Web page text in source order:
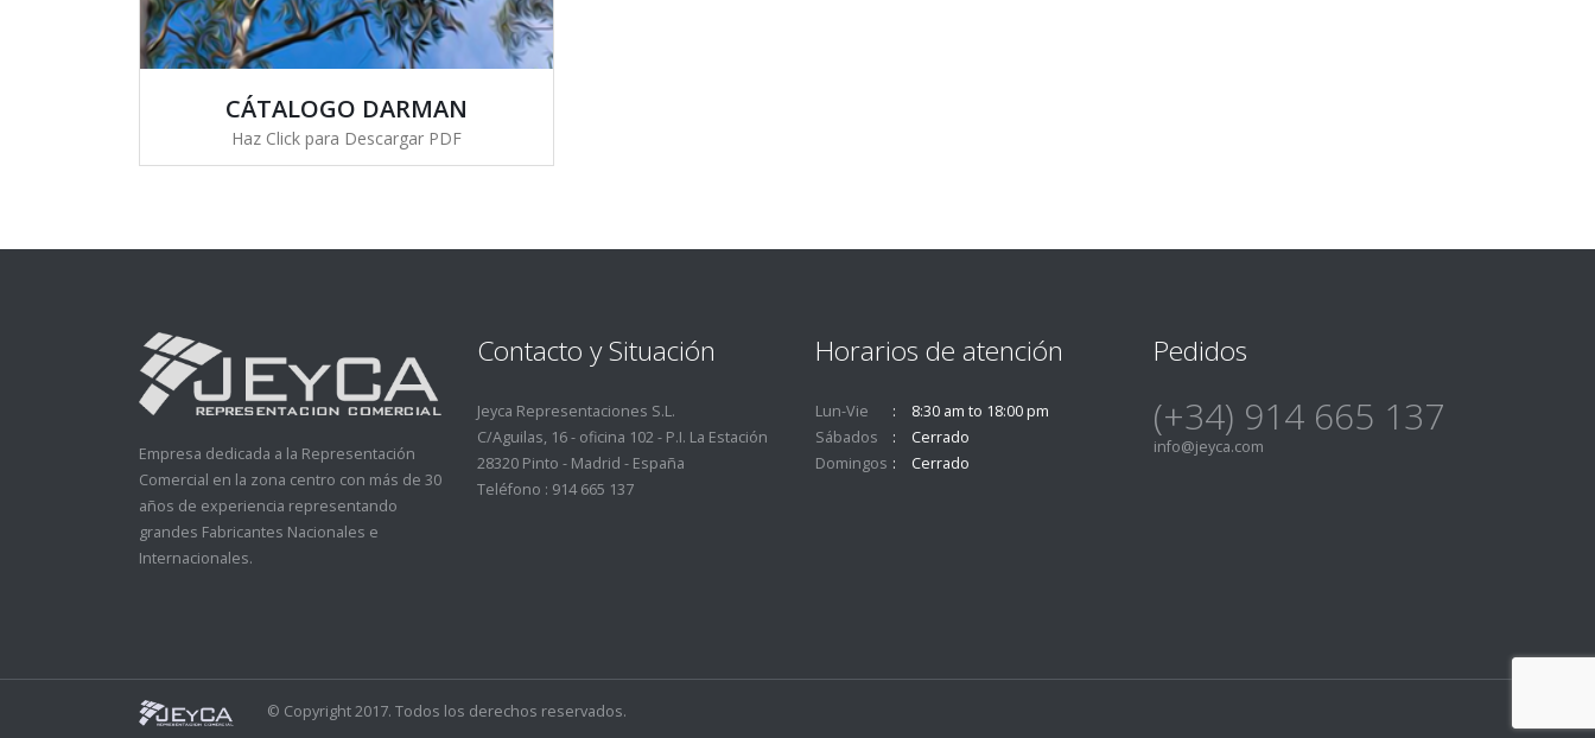
CÁTALOGO DARMAN
Haz Click para Descargar PDF
Empresa dedicada a la Representación
Comercial en la zona centro con más de 30
años de experiencia representando
grandes Fabricantes Nacionales e
Internacionales.
Contacto y Situación
Jeyca Representaciones S.L.
C/Aguilas, 16 - oficina 102 - P.I. La Estación
28320 Pinto - Madrid - España
Teléfono : 914 665 137
Horarios de atención
Lun-Vie
8:30 am to 18:00 pm
Sábados
Cerrado
Domingos
Cerrado
Pedidos
(+34) 914 665 137
info@jeyca.com
© Copyright 2017. Todos los derechos reservados.